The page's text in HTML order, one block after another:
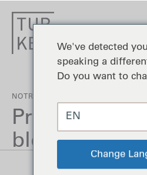
NOTRE PROCESSUS DE SIGNATURE
Prix des
bloqués
We've detected
speaking a
Do you want to
EN
Change